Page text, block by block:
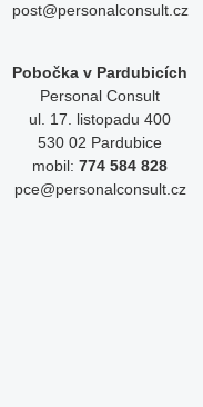
post@personalconsult.cz
Pobočka v Pardubicích
Personal Consult
ul. 17. listopadu 400
530 02 Pardubice
mobil: 774 584 828
pce@personalconsult.cz